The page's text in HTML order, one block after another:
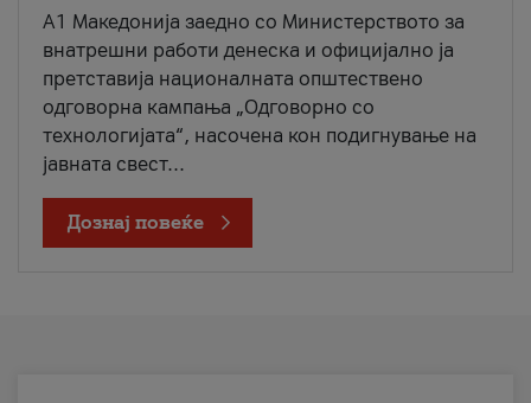
A1 Македонија заедно со Министерството за
внатрешни работи денеска и официјално ја
претставија националната општествено
одговорна кампања „Одговорно со
технологијата“, насочена кон подигнување на
јавната свест...
Дознај повеќе